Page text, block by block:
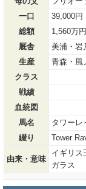
一口
39,000円
総額
1,560万
厩舎
美浦・岩
生産
青森・風
クラス
戦績
血統図
馬名
タワーレ
綴り
Tower
由来・意味
イギリス
ガラス